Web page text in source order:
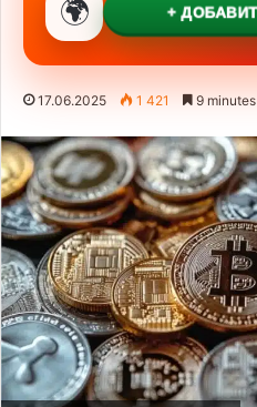
🌍 +
17.06.2025 1 421 9